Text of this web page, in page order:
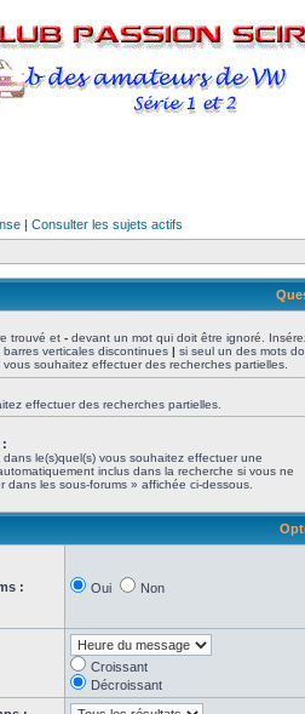
| Consulter les sujets actifs
trouvé et - devant un mot qui doit être ignoré.
verticales discontinues | si seul un des mots
souhaitez effectuer des recherches partielles.
effectuer des recherches partielles.
:
le(s)quel(s) vous souhaitez effectuer une
inclus dans la recherche si vous ne
dans les sous-forums » affichée ci-dessous.
: Oui Non
Croissant
Décroissant